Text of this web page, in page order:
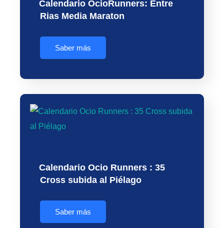
Calendario OcioRunners: Entre
Rias Media Maraton
Saber más
Calendario Ocio Runners : 35
Cross subida al Piélago
Saber más